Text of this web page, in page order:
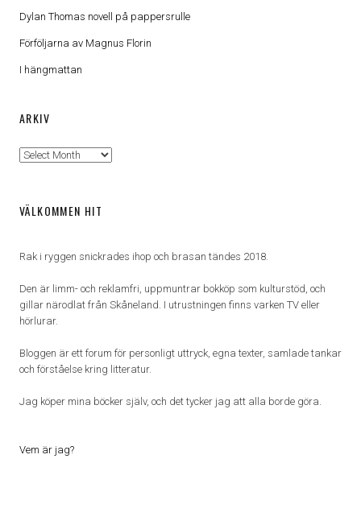
Dylan Thomas novell på pappersrulle
Förföljarna av Magnus Florin
I hängmattan
ARKIV
Arkiv
VÄLKOMMEN HIT
Rak i ryggen snickrades ihop och brasan tändes 2018.
Den är limm- och reklamfri, uppmuntrar bokköp som kulturstöd, och
gillar närodlat från Skåneland. I utrustningen finns varken TV eller
hörlurar.
Bloggen är ett forum för personligt uttryck, egna texter, samlade tankar
och förståelse kring litteratur.
Jag köper mina böcker själv, och det tycker jag att alla borde göra.
Vem är jag?